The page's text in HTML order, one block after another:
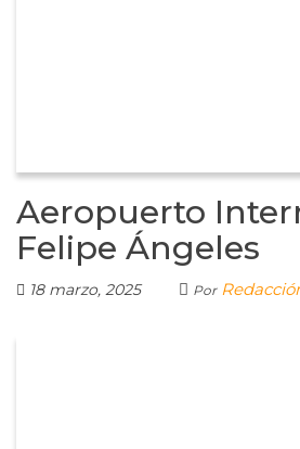
Aeropuerto
Felipe Ángeles
18 marzo, 2025 Por